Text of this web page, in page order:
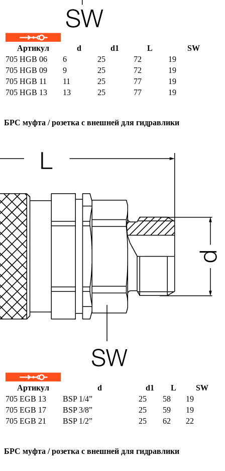
Артикул d d1 L
SW
705 HGB 06
6 25 72
19
705 HGB 09
9 25 72
19
705 HGB 11
11 25 77
19
705 HGB 13
13 25 77 19
БРС муфта / розетка с внешней для гидравлики
Артикул d d1 L
SW
705 EGB 13
BSP 1/4” 25 58
19
705 EGB 17
BSP 3/8” 25 59
19
705 EGB 21
BSP 1/2” 25 62 22
БРС муфта / розетка с внешней для гидравлики